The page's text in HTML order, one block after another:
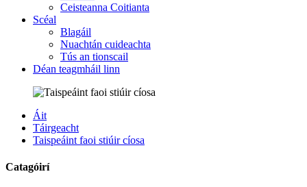
Ceisteanna Coitianta
Scéal
Blagáil
Nuachtán cuideachta
Tús an tionscail
Déan teagmháil linn
Áit
Táirgeacht
Taispeáint faoi stiúir cíosa
Catagóirí